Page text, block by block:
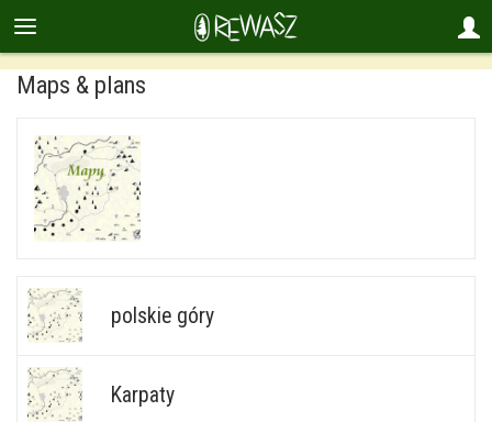
Maps & plans
polskie góry
Karpaty